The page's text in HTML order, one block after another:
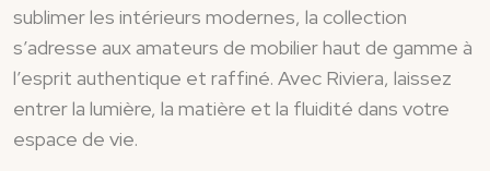
sublimer les intérieurs modernes, la collection
s’adresse aux amateurs de mobilier haut de gamme à
l’esprit authentique et raffiné. Avec Riviera, laissez
entrer la lumière, la matière et la fluidité dans votre
espace de vie.